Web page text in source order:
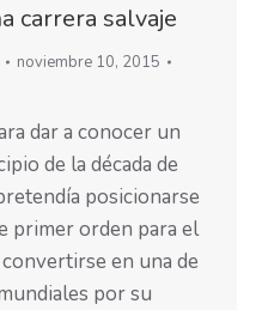
carrera salvaje
noviembre 10, 2015
dar a conocer un
de la década de
posicionarse
primer orden para el
en una de
por su